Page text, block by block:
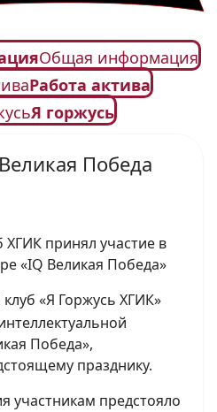
Общая информация
Работа актива
Я горжусь
Победа
ХГИК принял участие в
«IQ Великая Победа»
«Я Горжусь ХГИК»
Победа»,
празднику.
участникам предстояло